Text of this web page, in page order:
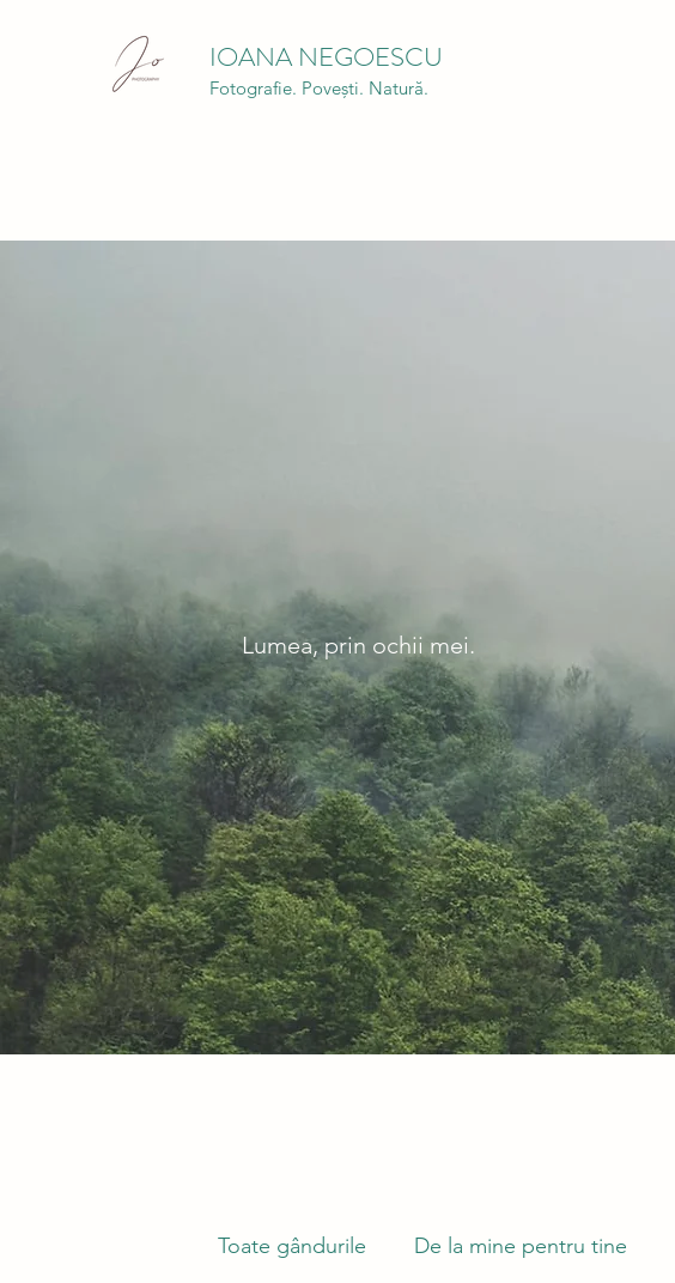
IOANA NEGOESCU
Fotografie. Povești. Natură.
Lumea, prin ochii mei.
Toate gândurile De la mine pentru tine